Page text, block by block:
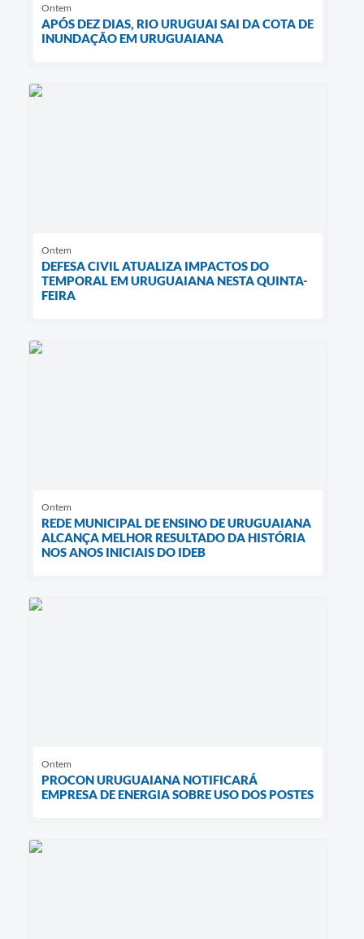
Ontem
APÓS DEZ DIAS, RIO URUGUAI SAI DA COTA DE
INUNDAÇÃO EM URUGUAIANA
Ontem
DEFESA CIVIL ATUALIZA IMPACTOS DO
TEMPORAL EM URUGUAIANA NESTA QUINTA-
FEIRA
Ontem
REDE MUNICIPAL DE ENSINO DE URUGUAIANA
ALCANÇA MELHOR RESULTADO DA HISTÓRIA
NOS ANOS INICIAIS DO IDEB
Ontem
PROCON URUGUAIANA NOTIFICARÁ
EMPRESA DE ENERGIA SOBRE USO DOS POSTES